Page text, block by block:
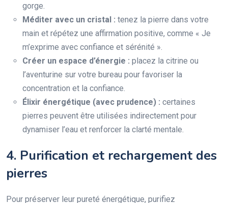
gorge.
Méditer avec un cristal : tenez la pierre dans votre
main et répétez une affirmation positive, comme « Je
m’exprime avec confiance et sérénité ».
Créer un espace d’énergie : placez la citrine ou
l’aventurine sur votre bureau pour favoriser la
concentration et la confiance.
Élixir énergétique (avec prudence) : certaines
pierres peuvent être utilisées indirectement pour
dynamiser l’eau et renforcer la clarté mentale.
4. Purification et rechargement des
pierres
Pour préserver leur pureté énergétique, purifiez